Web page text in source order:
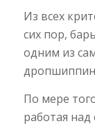
Из всех
сих пор,
одним из
По мере
работая